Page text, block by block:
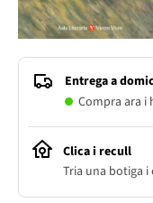
Entrega a
Compra ara i
Clica i recull
Tria una botiga i